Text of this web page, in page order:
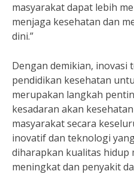
masyarakat dapat lebih
menjaga kesehatan dan
dini.”
Dengan demikian, inovasi
pendidikan kesehatan
merupakan langkah
kesadaran akan
masyarakat secara
inovatif dan teknologi
diharapkan kualitas hidup
meningkat dan penyakit